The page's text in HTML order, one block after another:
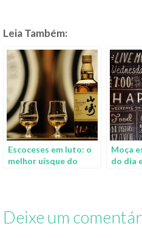
Leia Também:
Escoceses em luto: o
melhor uísque do
Moça
do dia
Deixe um